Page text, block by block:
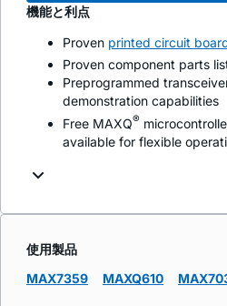
機能と利点
Proven printed circuit
Proven component parts
Preprogrammed
demonstration capabilities
Free MAXQ®
available for flexible
使用製品
MAX7359
MAXQ610